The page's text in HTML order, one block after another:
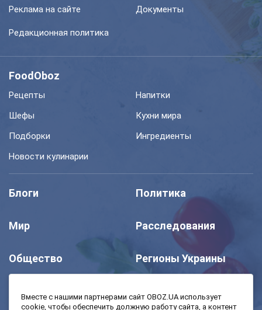
Реклама на сайте Документы
Редакционная политика
FoodOboz
Рецепты
Напитки
Шефы
Кухни мира
Подборки
Ингредиенты
Новости кулинарии
Блоги Политика
Мир Расследования
Общество Регионы Украины
Вместе с нашими партнерами сайт OBOZ.UA использует
cookie, чтобы обеспечить должную работу сайта, а контент